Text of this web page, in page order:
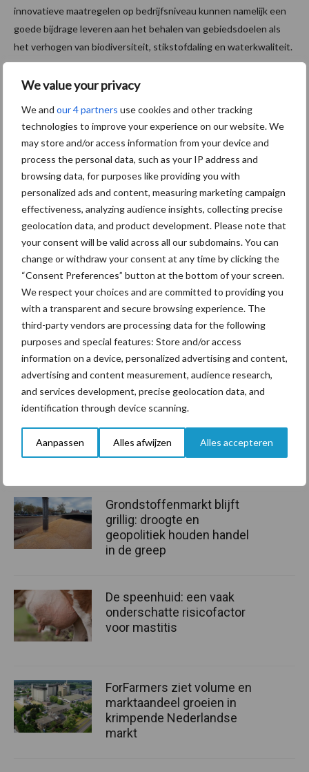
We value your privacy
We and our 4 partners use cookies and other tracking
technologies to improve your experience on our website. We
may store and/or access information from your device and
process the personal data, such as your IP address and
browsing data, for purposes like providing you with
personalized ads and content, measuring marketing campaign
effectiveness, analyzing audience insights, collecting precise
geolocation data, and product development. Please note that
your consent will be valid across all our subdomains. You can
change or withdraw your consent at any time by clicking the
“Consent Preferences” button at the bottom of your screen.
We respect your choices and are committed to providing you
with a transparent and secure browsing experience. The
third-party vendors are processing data for the following
purposes and special features: Store and/or access
information on a device, personalized advertising and content,
advertising and content measurement, audience research,
and services development, precise geolocation data, and
identification through device scanning.
Aanpassen Alles afwijzen Alles accepteren
innovatieve maatregelen op bedrijfsniveau kunnen namelijk een
goede bijdrage leveren aan het behalen van gebiedsdoelen als
het verhogen van biodiversiteit, stikstofdaling en waterkwaliteit.
Management-, bemesting- en
teeltmaatregelen
In de pilot zijn de boeren daarom ook actief met management-,
bemesting- en teeltmaatregelen aan de slag gegaan. Een mooi
voorbeeld hiervan is de regeneratieve aanpak van de bodem:
werken aan het natuurlijk herstel waardoor de bodem en gewas
robuuster worden en beter bestand zijn tegen bijvoorbeeld
langdurig neerslag tekort. Door meer humusvorming in de bodem
nutriënten en water vastgehouden. Meer tijd en
experimenteerruimte is noodzakelijk om de effecten hiervan op
langere termijn op bedrijfsniveau en in het gebied goed te
kunnen duiden.
Europese Unie: Europa investeert in zijn platteland en is
uitgevoerd in opdracht van het Ministerie van Landbouw, Natuur
en Voedselkwaliteit.
Aanbevolen voor jou!
Grondstoffenmarkt blijft
grillig: droogte en
geopolitiek houden handel
in de greep
De speenhuid: een vaak
onderschatte risicofactor
voor mastitis
ForFarmers ziet volume en
marktaandeel groeien in
krimpende Nederlandse
markt